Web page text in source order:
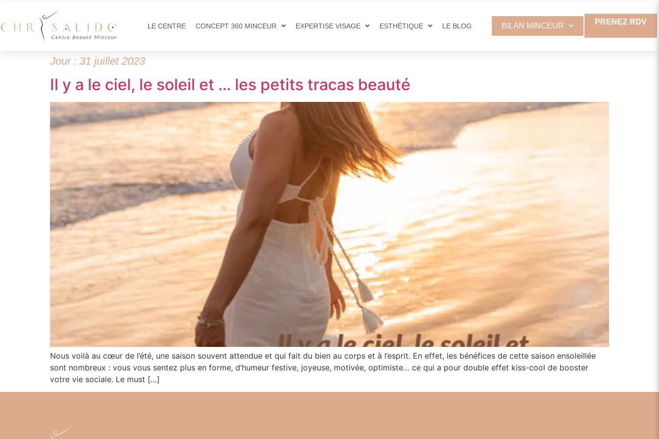
LE CENTRE CONCEPT 360 MINCEUR EXPERTISE VISAGE ESTHÉTIQUE LE BLOG BILAN MINCEUR PRENEZ RDV
Jour : 31 juillet 2023
Il y a le ciel, le soleil et … les petits tracas beauté
Nous voilà au cœur de l’été, une saison souvent attendue et qui fait du bien au corps et à l’esprit. En effet, les bénéfices de cette saison ensoleillée
sont nombreux : vous vous sentez plus en forme, d’humeur festive, joyeuse, motivée, optimiste… ce qui a pour double effet kiss-cool de booster
votre vie sociale. Le must […]